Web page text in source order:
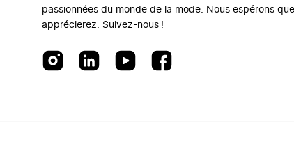
passionnées du monde de la mode. Nous espérons
apprécierez. Suivez-nous !